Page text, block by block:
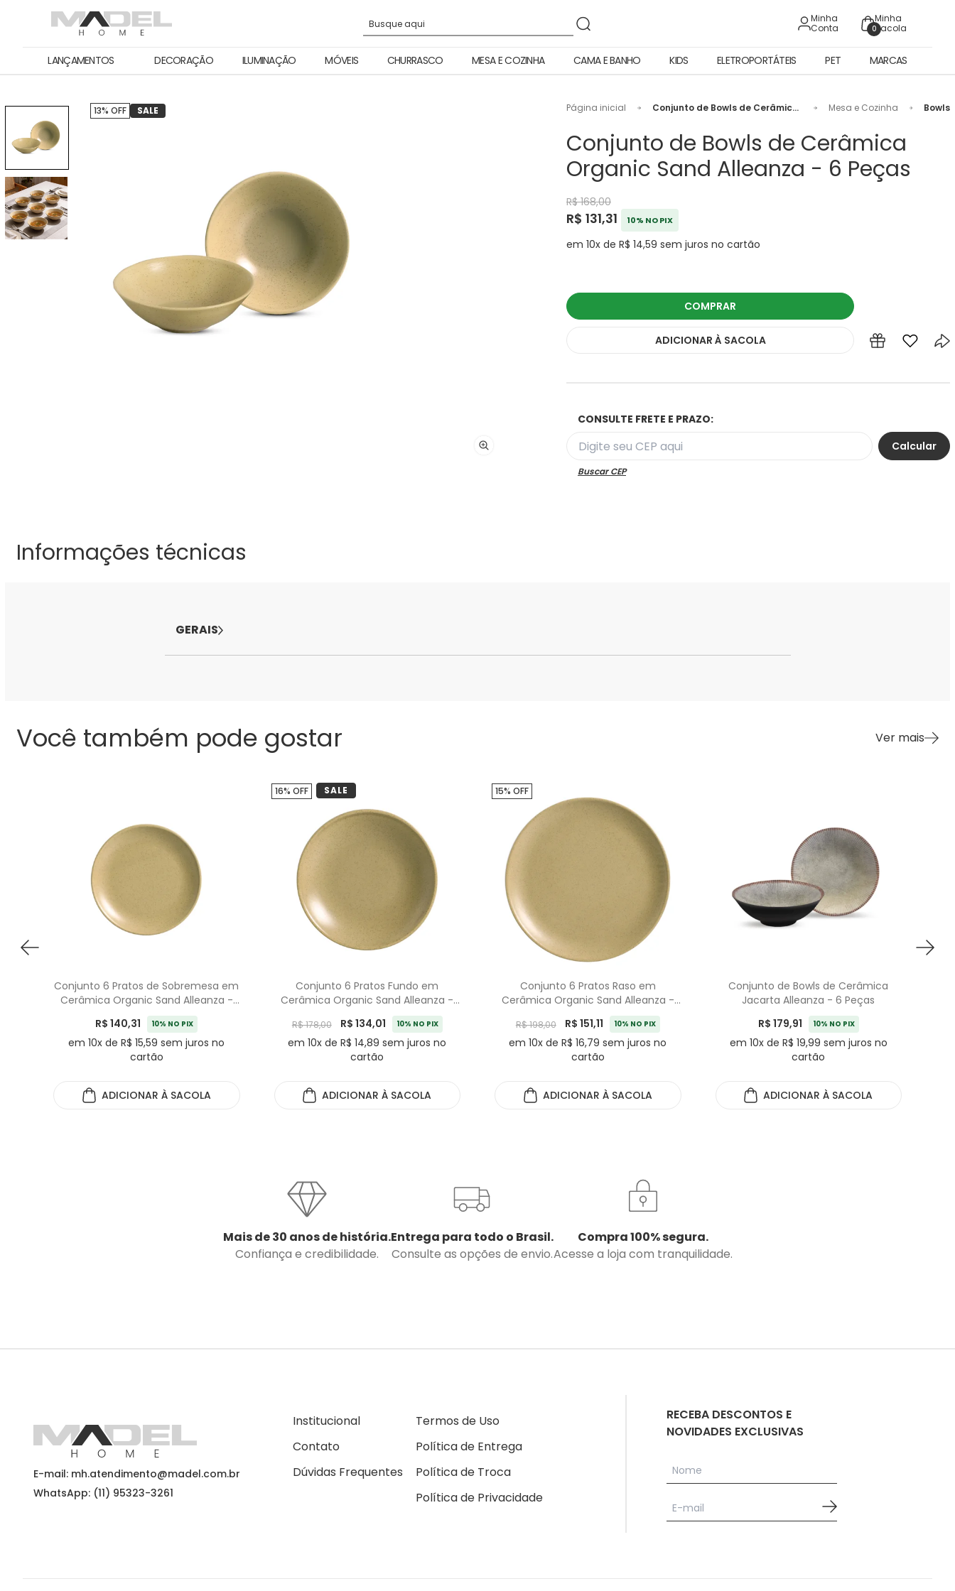
Minha
Conta
0
Minha
Sacola
LANÇAMENTOS DECORAÇÃO ILUMINAÇÃO MÓVEIS CHURRASCO MESA E COZINHA CAMA E BANHO KIDS ELETROPORTÁTEIS PET MARCAS
Página inicial
Conjunto de Bowls de Cerâmica
Mesa e Cozinha Bowls
Conjunto de Bowls de Cerâmica
Organic Sand Alleanza - 6 Peças
R$ 168,00
R$ 131,31 10% NO PIX
em 10x de R$ 14,59 sem juros no cartão
13% OFF SALE
COMPRAR
ADICIONAR À SACOLA
CONSULTE FRETE E PRAZO:
Buscar CEP
Informações técnicas
GERAIS
Você também pode gostar Ver mais
Conjunto 6 Pratos de Sobremesa em
Cerâmica Organic Sand Alleanza -
21cm
R$ 140,31 10% NO PIX
em 10x de R$ 15,59 sem juros no
cartão
ADICIONAR À SACOLA
Conjunto 6 Pratos Fundo em
Cerâmica Organic Sand Alleanza -
R$ 178,00 R$ 134,01 10% NO PIX
em 10x de R$ 14,89 sem juros no
cartão
16% OFF SALE
ADICIONAR À SACOLA
Conjunto 6 Pratos Raso em
Cerâmica Organic Sand Alleanza -
R$ 198,00 R$ 151,11 10% NO PIX
em 10x de R$ 16,79 sem juros no
cartão
15% OFF
ADICIONAR À SACOLA
Conjunto de Bowls de Cerâmica
Jacarta Alleanza - 6 Peças
R$ 179,91
10% NO PIX
em 10x de R$ 19,99 sem juros no
cartão
ADICIONAR À SACOLA
Mais de 30 anos de história.
Confiança e credibilidade.
Entrega para todo o Brasil.
Consulte as opções de envio.
Compra 100% segura.
Acesse a loja com tranquilidade.
E-mail: mh.atendimento@madel.com.br
WhatsApp: (11) 95323-3261
Institucional
Contato
Dúvidas Frequentes
Termos de Uso
Política de Entrega
Política de Troca
Política de Privacidade
RECEBA DESCONTOS E
NOVIDADES EXCLUSIVAS